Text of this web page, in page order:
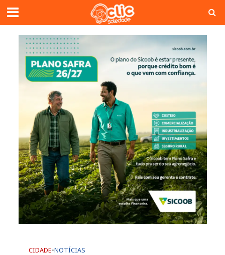
CIDADE•NOTÍCIAS